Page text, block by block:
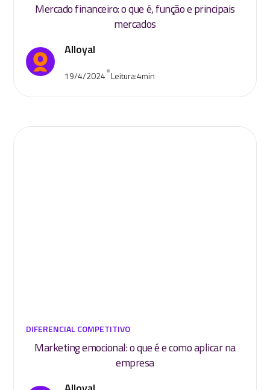
Mercado financeiro: o que é, função e principais
mercados
Alloyal
19/4/2024•Leitura:4min
DIFERENCIAL COMPETITIVO
Marketing emocional: o que é e como aplicar na
empresa